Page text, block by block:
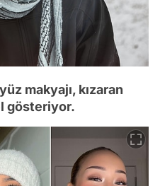
makyajı, kızaran
gösteriyor.